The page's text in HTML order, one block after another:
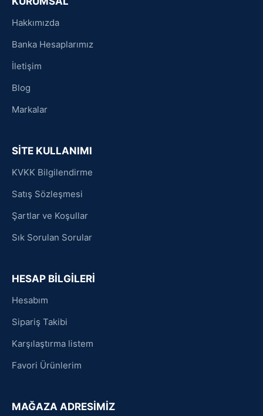
Hakkımızda
Banka Hesaplarımız
İletişim
Blog
Markalar
SİTE KULLANIMI
KVKK Bilgilendirme
Satış Sözleşmesi
Şartlar ve Koşullar
Sık Sorulan Sorular
HESAP BİLGİLERİ
Hesabım
Sipariş Takibi
Karşılaştırma listem
Favori Ürünlerim
MAĞAZA ADRESİMİZ